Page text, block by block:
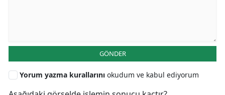
GÖNDER
Yorum yazma kurallarını okudum ve kabul ediyorum